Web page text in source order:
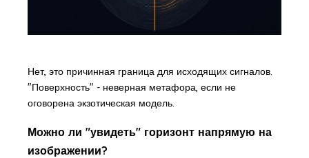
Нет, это причинная граница для исходящих сигналов.
"Поверхность" - неверная метафора, если не
оговорена экзотическая модель.
Можно ли "увидеть" горизонт напрямую на
изображении?